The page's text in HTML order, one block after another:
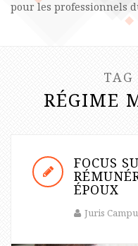
pour les professionnels
TAG
RÉGIME
FOCUS
ÉPOUX
Juris